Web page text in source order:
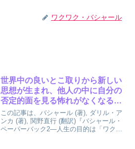
ワクワク・バシャール
世界中の良いとこ取りから新しい
思想が生まれ、他人の中に自分の
否定的面を見る怖れがなくなると
戦争がなくなる。まわりにあるす
べてに光を見出してください、闇
ではなく。
この記事は、バシャール (著), ダリル・ア
ンカ (著), 関野直行 (翻訳)『バシャール・
ペーパーバック2―人生の目的は「ワクワ